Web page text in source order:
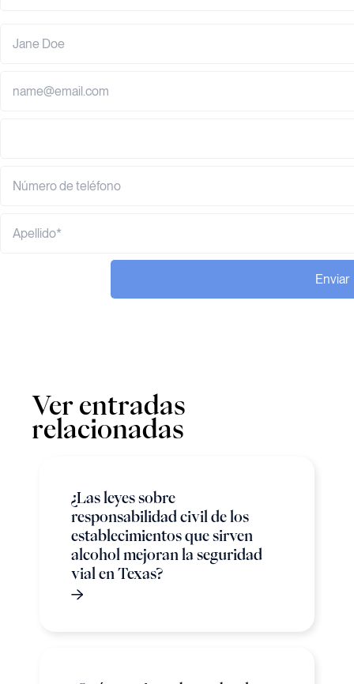
Enviar
Ver entradas
relacionadas
¿Las leyes sobre
responsabilidad civil de los
establecimientos que sirven
alcohol mejoran la seguridad
vial en Texas?